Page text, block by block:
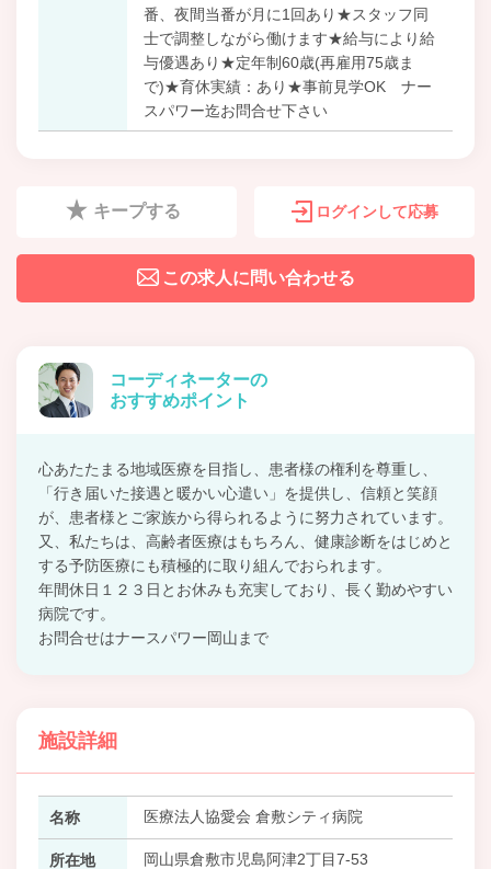
番、夜間当番が月に1回あり★スタッフ同
士で調整しながら働けます★給与により給
与優遇あり★定年制60歳(再雇用75歳ま
で)★育休実績：あり★事前見学OK ナー
スパワー迄お問合せ下さい
キープする ログインして応募
この求人に問い合わせる
コーディネーターの
おすすめポイント
心あたたまる地域医療を目指し、患者様の権利を尊重し、
「行き届いた接遇と暖かい心遣い」を提供し、信頼と笑顔
が、患者様とご家族から得られるように努力されています。
又、私たちは、高齢者医療はもちろん、健康診断をはじめと
する予防医療にも積極的に取り組んでおられます。
年間休日１２３日とお休みも充実しており、長く勤めやすい
病院です。
お問合せはナースパワー岡山まで
施設詳細
名称 医療法人協愛会 倉敷シティ病院
所在地 岡山県倉敷市児島阿津2丁目7-53